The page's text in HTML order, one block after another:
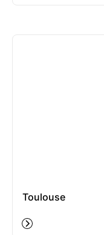
Toulouse